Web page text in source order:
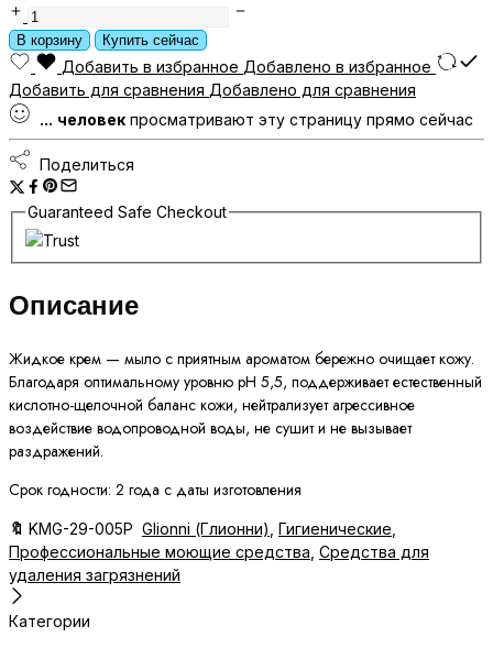
SOAP
FOAM
Lux
Крем-
мыло
для
рук
ПЕРСИК
0,5л
1/20
количество
В корзину Купить сейчас
Добавить в избранное Добавлено в избранное
Добавить для сравнения Добавлено для сравнения
... человек просматривают эту страницу прямо сейчас
Поделиться
Guaranteed Safe Checkout
Описание
Жидкое крем — мыло с приятным ароматом бережно очищает кожу.
Благодаря оптимальному уровню pH 5,5, поддерживает естественный
кислотно-щелочной баланс кожи, нейтрализует агрессивное
воздействие водопроводной воды, не сушит и не вызывает
раздражений.
Срок годности: 2 года с даты изготовления
🔖 KMG-29-005Р Glionni (Глионни) Гигиенические
Профессиональные моющие средства Средства для
удаления загрязнений
Категории